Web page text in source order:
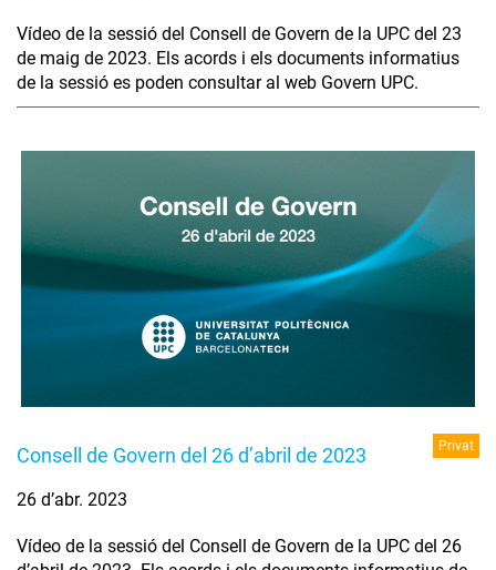
Vídeo de la sessió del Consell de Govern de la UPC del 23
de maig de 2023. Els acords i els documents informatius
de la sessió es poden consultar al web Govern UPC.
Consell de Govern del 26 d’abril de 2023 Privat
26 d’abr. 2023
Vídeo de la sessió del Consell de Govern de la UPC del 26